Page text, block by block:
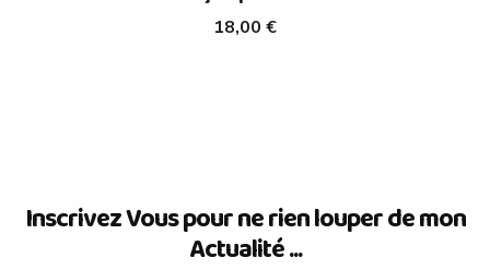
18,00 €
Inscrivez Vous pour ne rien louper de mon
Actualité ...